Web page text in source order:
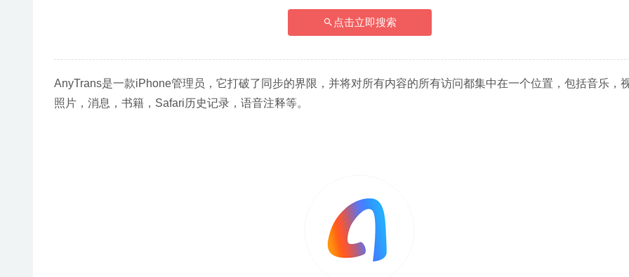
点击立即搜索
AnyTrans是一款iPhone管理员，它打破了同步的界限，并将对所有内容的所有访问都集中在一个位置，包括音乐，
照片，消息，书籍，Safari历史记录，语音注释等。